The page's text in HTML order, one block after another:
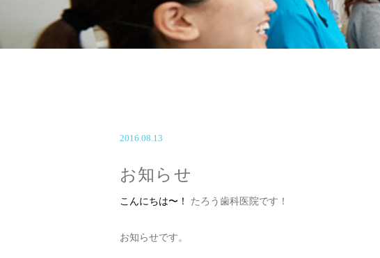
2016.08.13
お知らせ
こんにちは〜！ たろう歯科医院です！
お知らせです。